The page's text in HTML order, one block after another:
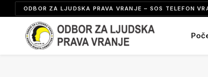
ODBOR ZA LJUDSKA PRAVA VRANJE – SOS TELEFON